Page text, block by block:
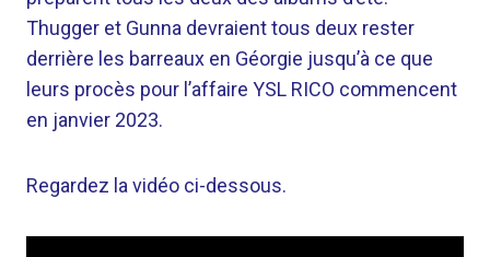
Thugger et Gunna devraient tous deux rester
derrière les barreaux en Géorgie jusqu’à ce que
leurs procès pour l’affaire YSL RICO commencent
en janvier 2023.
Regardez la vidéo ci-dessous.